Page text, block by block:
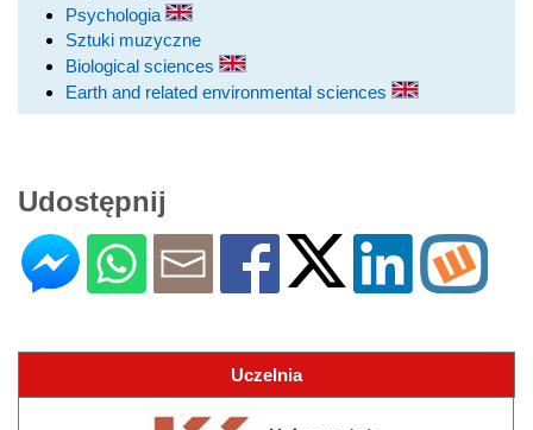
Psychologia
Sztuki muzyczne
Biological sciences
Earth and related environmental sciences
Udostępnij
Uczelnia